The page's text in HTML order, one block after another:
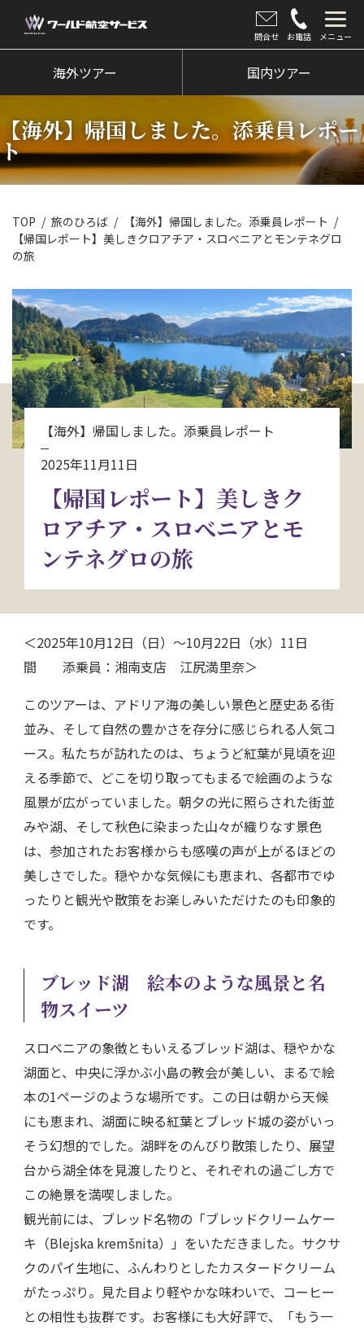
問合せ お電話 メニュー
海外ツアー
国内ツアー
クルーズツアー
ツアー催行状況
旅のひろば
イベント
新着情報
会社情報
お問い合わせ
資料請求
電話にてお問い合わせ
海外ツアー 国内ツアー
【海外】帰国しました。添乗員レポー
ト
TOP 旅のひろば
【海外】帰国しました。添乗員レポート
【帰国レポート】美しきクロアチア・スロべニアとモンテネグロ
の旅
【海外】帰国しました。添乗員レポート
2025年11月11日
【帰国レポート】美しきク
ロアチア・スロべニアとモ
ンテネグロの旅
＜2025年10月12日（日）～10月22日（水）11日
間 添乗員：湘南支店 江尻満里奈＞
このツアーは、アドリア海の美しい景色と歴史ある街
並み、そして自然の豊かさを存分に感じられる人気コ
ース。私たちが訪れたのは、ちょうど紅葉が見頃を迎
える季節で、どこを切り取ってもまるで絵画のような
風景が広がっていました。朝夕の光に照らされた街並
みや湖、そして秋色に染まった山々が織りなす景色
は、参加されたお客様からも感嘆の声が上がるほどの
美しさでした。穏やかな気候にも恵まれ、各都市でゆ
ったりと観光や散策をお楽しみいただけたのも印象的
です。
ブレッド湖 絵本のような風景と名
物スイーツ
スロベニアの象徴ともいえるブレッド湖は、穏やかな
湖面と、中央に浮かぶ小島の教会が美しい、まるで絵
本の1ページのような場所です。この日は朝から天候
にも恵まれ、湖面に映る紅葉とブレッド城の姿がいっ
そう幻想的でした。湖畔をのんびり散策したり、展望
台から湖全体を見渡したりと、それぞれの過ごし方で
この絶景を満喫しました。
観光前には、ブレッド名物の「ブレッドクリームケー
キ（Blejska kremšnita）」をいただきました。サクサ
クのパイ生地に、ふんわりとしたカスタードクリーム
がたっぷり。見た目より軽やかな味わいで、コーヒー
との相性も抜群です。お客様にも大好評で、「もう一